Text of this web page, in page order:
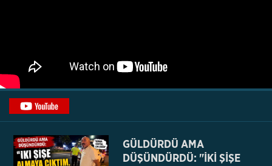
GÜLDÜRDÜ AMA
DÜŞÜNDÜRDÜ: "İKİ ŞİŞE